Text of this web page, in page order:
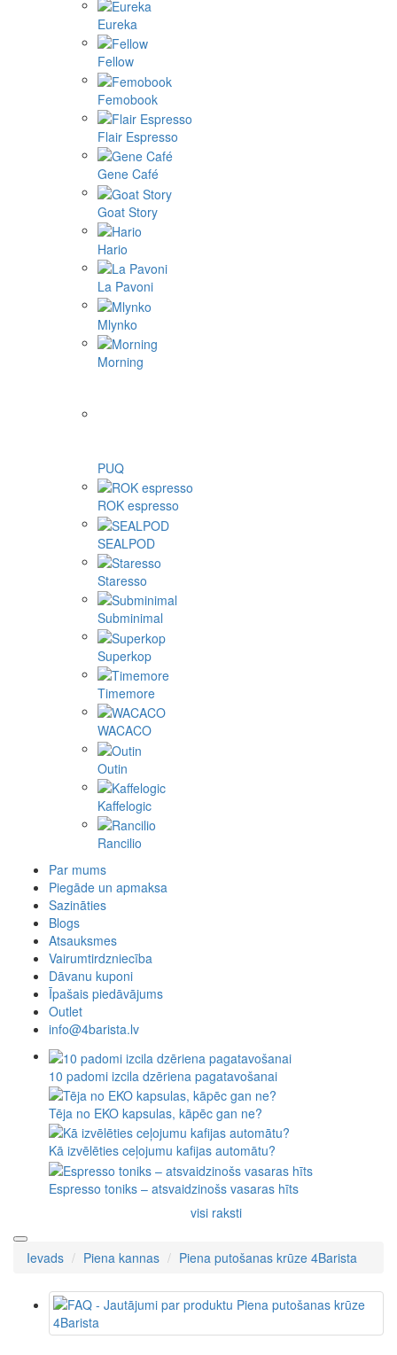
Eureka
Fellow
Femobook
Flair Espresso
Gene Café
Goat Story
Hario
La Pavoni
Mlynko
Morning
PUQ
ROK espresso
SEALPOD
Staresso
Subminimal
Superkop
Timemore
WACACO
Outin
Kaffelogic
Rancilio
Par mums
Piegāde un apmaksa
Sazināties
Blogs
Atsauksmes
Vairumtirdzniecība
Dāvanu kuponi
Īpašais piedāvājums
Outlet
info@4barista.lv
10 padomi izcila dzēriena pagatavošanai
Tēja no EKO kapsulas, kāpēc gan ne?
Kā izvēlēties ceļojumu kafijas automātu?
Espresso toniks – atsvaidzinošs vasaras hīts
visi raksti
Ievads Piena kannas Piena putošanas krūze 4Barista